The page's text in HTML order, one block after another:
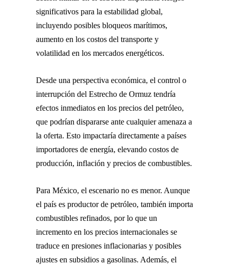
significativos para la estabilidad global,
incluyendo posibles bloqueos marítimos,
aumento en los costos del transporte y
volatilidad en los mercados energéticos.
Desde una perspectiva económica, el control o
interrupción del Estrecho de Ormuz tendría
efectos inmediatos en los precios del petróleo,
que podrían dispararse ante cualquier amenaza a
la oferta. Esto impactaría directamente a países
importadores de energía, elevando costos de
producción, inflación y precios de combustibles.
Para México, el escenario no es menor. Aunque
el país es productor de petróleo, también importa
combustibles refinados, por lo que un
incremento en los precios internacionales se
traduce en presiones inflacionarias y posibles
ajustes en subsidios a gasolinas. Además, el